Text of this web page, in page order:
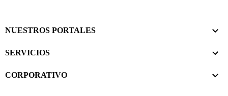
NUESTROS PORTALES
SERVICIOS
CORPORATIVO